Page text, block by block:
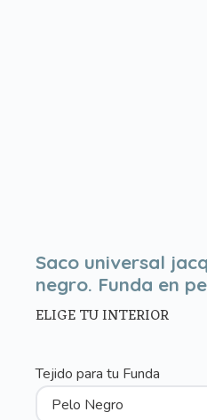
Saco universal
negro. Funda en
ELIGE TU INTERIOR
Tejido para tu Funda